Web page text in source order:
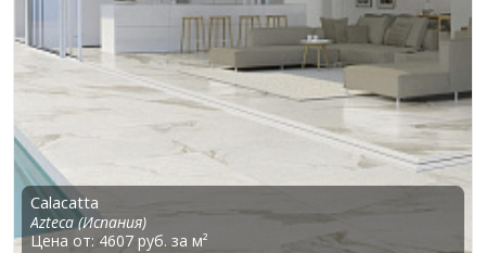
Calacatta
Azteca (Испания)
Цена от: 4607 руб. за м²